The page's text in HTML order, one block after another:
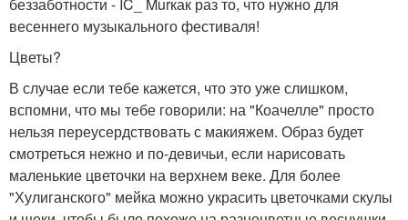
весеннего музыкального фестиваля!
Цветы?
В случае если тебе кажется, что это уже слишком,
вспомни, что мы тебе говорили: на "Коачелле" просто
нельзя переусердствовать с макияжем. Образ будет
смотреться нежно и по-девичьи, если нарисовать
маленькие цветочки на верхнем веке. Для более
"Хулиганского" мейка можно украсить цветочками скулы